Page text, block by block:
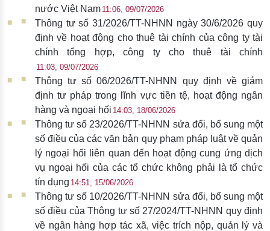
nước Việt Nam 11:06, 09/07/2026
Thông tư số 31/2026/TT-NHNN ngày 30/6/2026 quy
định về hoạt động cho thuê tài chính của công ty tài
chính tổng hợp, công ty cho thuê tài chính
11:03, 09/07/2026
Thông tư số 06/2026/TT-NHNN quy định về giám
định tư pháp trong lĩnh vực tiền tệ, hoạt động ngân
hàng và ngoại hối 14:03, 18/06/2026
Thông tư số 23/2026/TT-NHNN sửa đổi, bổ sung một
số điều của các văn bản quy phạm pháp luật về quản
lý ngoại hối liên quan đến hoạt động cung ứng dịch
vụ ngoại hối của các tổ chức không phải là tổ chức
tín dụng 14:51, 15/06/2026
Thông tư số 10/2026/TT-NHNN sửa đổi, bổ sung một
số điều của Thông tư số 27/2024/TT-NHNN quy định
về ngân hàng hợp tác xã, việc trích nộp, quản lý và